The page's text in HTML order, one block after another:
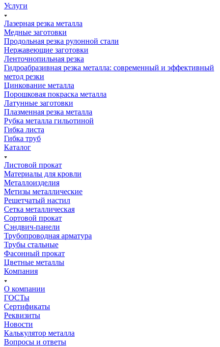
Услуги
Лазерная резка металла
Медные заготовки
Продольная резка рулонной стали
Нержавеющие заготовки
Ленточнопильная резка
Гидроабразивная резка металла: современный и эффективный
метод резки
Цинкование металла
Порошковая покраска металла
Латунные заготовки
Плазменная резка металла
Рубка металла гильотиной
Гибка листа
Гибка труб
Каталог
Листовой прокат
Материалы для кровли
Металлоизделия
Метизы металлические
Решетчатый настил
Сетка металлическая
Сортовой прокат
Сэндвич-панели
Трубопроводная арматура
Трубы стальные
Фасонный прокат
Цветные металлы
Компания
О компании
ГОСТы
Сертификаты
Реквизиты
Новости
Калькулятор металла
Вопросы и ответы